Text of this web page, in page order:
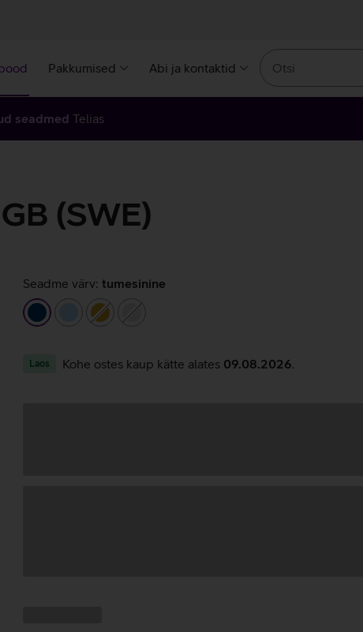
Pakkumised Abi ja kontaktid
seadmed Telias
(SWE)
Seadme värv: tumesinine
tumesinine
helesininekuldnehõbedane
Laos Kohe ostes kaup kätte alates 09.08.2026